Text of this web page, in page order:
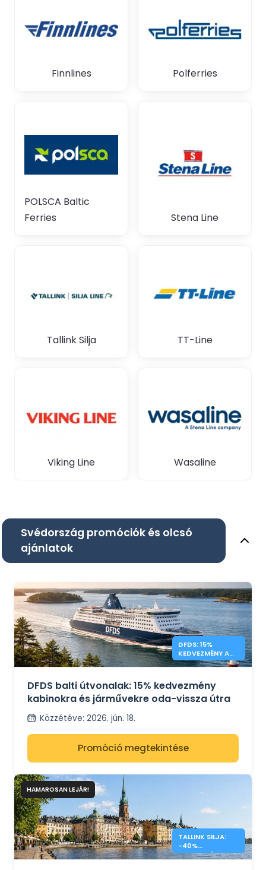
Finnlines Polferries
POLSCA Baltic
Ferries
Stena Line
Tallink Silja TT-Line
Viking Line Wasaline
Svédország promóciók és olcsó
ajánlatok
DFDS: 15%
KEDVEZMÉNY A
BALTI ODA-
DFDS balti útvonalak: 15% kedvezmény
kabinokra és járművekre oda-vissza útra
Közzétéve: 2026. jún. 18.
Promóció megtekintése
HAMAROSAN LEJÁR!
TALLINK SILJA:
-40%
KEDVEZMÉNY A